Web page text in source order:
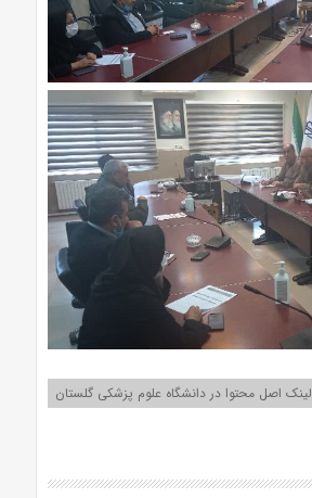
لینک اصل محتوا در دانشگاه علوم پزشکی گلستان